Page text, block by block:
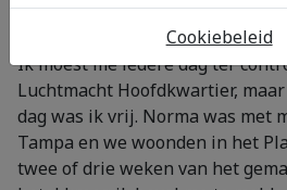
Ik moest me iedere dag ter
Luchtmacht Hoofdkwartier,
dag was ik vrij. Norma was met
Tampa en we woonden in het
twee of drie weken van het
Cookiebeleid